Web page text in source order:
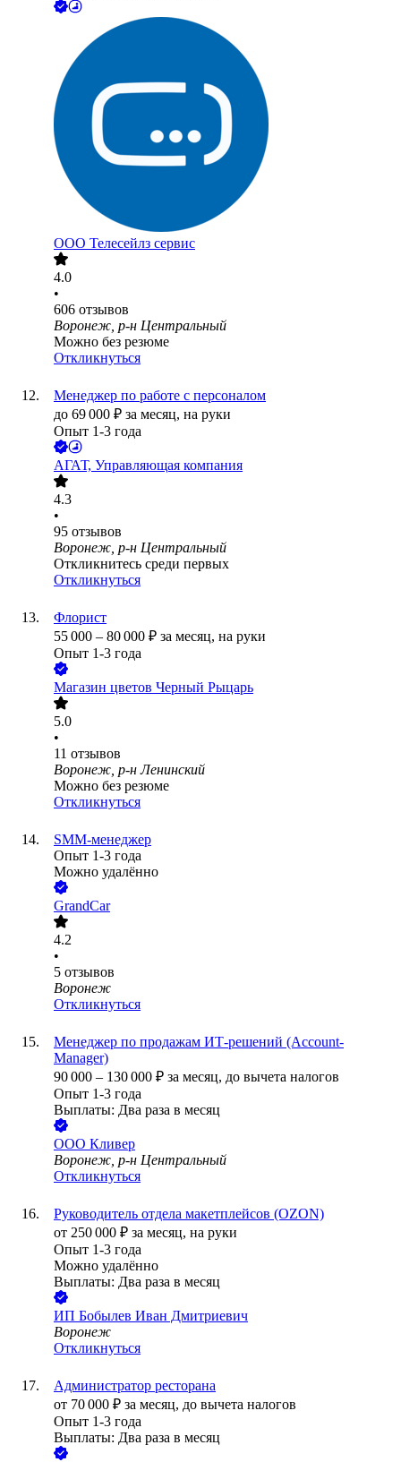
ООО Телесейлз сервис
4.0
•
606 отзывов
Воронеж, р-н Центральный
Можно без резюме
Откликнуться
Менеджер по работе с персоналом
до 69 000 ₽ за месяц, на руки
Опыт 1-3 года
АГАТ, Управляющая компания
4.3
•
95 отзывов
Воронеж, р-н Центральный
Откликнитесь среди первых
Откликнуться
Флорист
55 000 – 80 000 ₽ за месяц, на руки
Опыт 1-3 года
Магазин цветов Черный Рыцарь
5.0
•
11 отзывов
Воронеж, р-н Ленинский
Можно без резюме
Откликнуться
SMM-менеджер
Опыт 1-3 года
Можно удалённо
GrandCar
4.2
•
5 отзывов
Воронеж
Откликнуться
Менеджер по продажам ИТ-решений (Account-
Manager)
90 000 – 130 000 ₽ за месяц, до вычета налогов
Опыт 1-3 года
Выплаты: Два раза в месяц
ООО Кливер
Воронеж, р-н Центральный
Откликнуться
Руководитель отдела макетплейсов (OZON)
от 250 000 ₽ за месяц, на руки
Опыт 1-3 года
Можно удалённо
Выплаты: Два раза в месяц
ИП Бобылев Иван Дмитриевич
Воронеж
Откликнуться
Администратор ресторана
от 70 000 ₽ за месяц, до вычета налогов
Опыт 1-3 года
Выплаты: Два раза в месяц